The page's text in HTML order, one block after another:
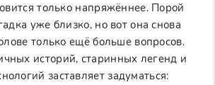
только напряжённее. Порой
уже близко, но вот она снова
только ещё больше вопросов.
историй, старинных легенд и
заставляет задуматься: